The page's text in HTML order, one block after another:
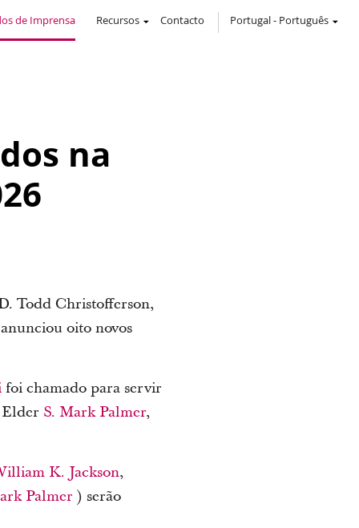
de Imprensa Recursos Contacto Portugal- Português
na
Todd Christofferson,
oito novos
foi chamado para servir
Elder S. Mark Palmer,
K. Jackson,
Palmer ) serão